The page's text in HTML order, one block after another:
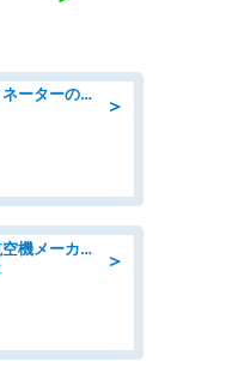
＞
「土日祝休み」治験コーディネーターのお仕事/未経験OK
＞
「社内ヘルプデスク」大手航空機メーカーでのPC・周辺機器サポート 「初心者活躍中/土日祝休み/長期」 高時給1750円+交通費全額支給